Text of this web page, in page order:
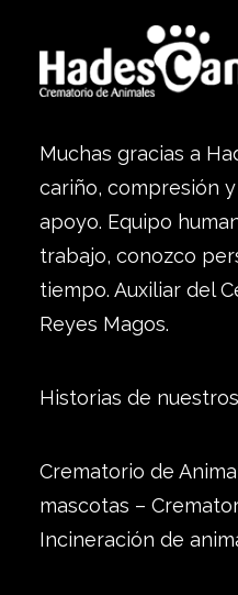
Muchas gracias a
cariño, compresión
apoyo. Equipo
trabajo, conozco
tiempo. Auxiliar del
Reyes Magos.
Historias de
Crematorio de
mascotas –
Incineración de